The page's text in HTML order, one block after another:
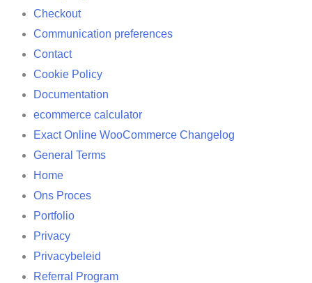
Checkout
Communication preferences
Contact
Cookie Policy
Documentation
ecommerce calculator
Exact Online WooCommerce Changelog
General Terms
Home
Ons Proces
Portfolio
Privacy
Privacybeleid
Referral Program